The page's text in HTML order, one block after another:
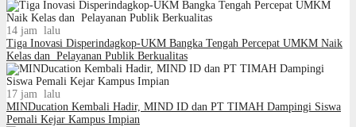
14 jam lalu
Tiga Inovasi Disperindagkop-UKM Bangka Tengah Percepat UMKM Naik
Kelas dan Pelayanan Publik Berkualitas
17 jam lalu
MINDucation Kembali Hadir, MIND ID dan PT TIMAH Dampingi Siswa
Pemali Kejar Kampus Impian